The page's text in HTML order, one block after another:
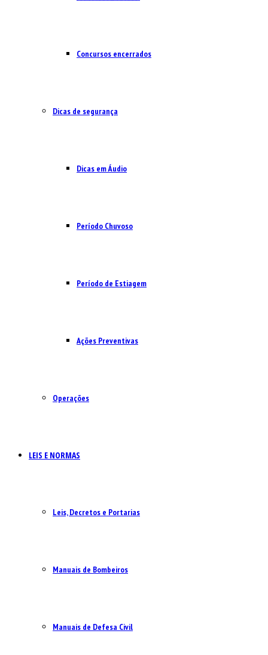
Concursos encerrados
Dicas de segurança
Dicas em Áudio
Período Chuvoso
Período de Estiagem
Ações Preventivas
Operações
LEIS E NORMAS
Leis, Decretos e Portarias
Manuais de Bombeiros
Manuais de Defesa Civil